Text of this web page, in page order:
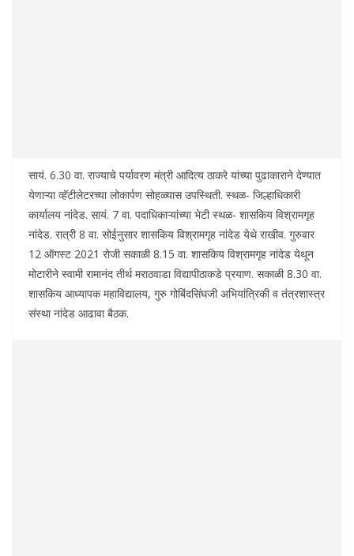
सायं. 6.30 वा. राज्याचे पर्यावरण मंत्री आदित्य ठाकरे यांच्या पुढाकाराने देण्यात
येणाऱ्या व्हॅटीलेटरच्या लोकार्पण सोहळ्यास उपस्थिती. स्थळ- जिल्हाधिकारी
कार्यालय नांदेड. सायं. 7 वा. पदाधिकाऱ्यांच्या भेटी स्थळ- शासकिय विश्रामगृह
नांदेड. रात्री 8 वा. सोईनुसार शासकिय विश्रामगृह नांदेड येथे राखीव. गुरुवार
12 ऑगस्ट 2021 रोजी सकाळी 8.15 वा. शासकिय विश्रामगृह नांदेड येथून
मोटारीने स्वामी रामानंद तीर्थ मराठवाडा विद्यापीठाकडे प्रयाण. सकाळी 8.30 वा.
शासकिय आध्यापक महाविद्यालय, गुरु गोबिंदसिंघजी अभियांत्रिकी व तंत्रशास्त्र
संस्था नांदेड आढावा बैठक.